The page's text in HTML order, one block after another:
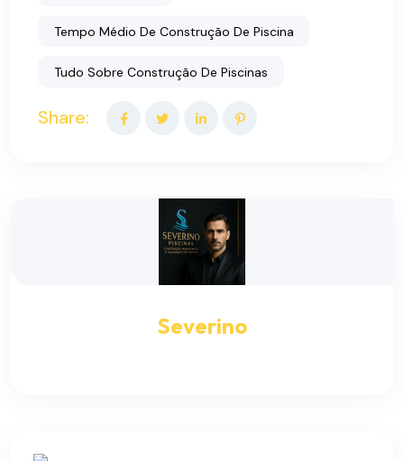
Tempo Médio De Construção De Piscina
Tudo Sobre Construção De Piscinas
Share:
Severino